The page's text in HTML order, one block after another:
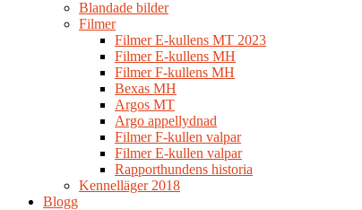
Blandade bilder
Filmer
Filmer E-kullens MT 2023
Filmer E-kullens MH
Filmer F-kullens MH
Bexas MH
Argos MT
Argo appellydnad
Filmer F-kullen valpar
Filmer E-kullen valpar
Rapporthundens historia
Kennelläger 2018
Blogg